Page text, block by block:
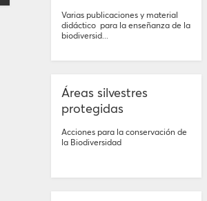
Varias publicaciones y material
didáctico para la enseñanza de la
biodiversid...
Áreas silvestres
protegidas
Acciones para la conservación de
la Biodiversidad